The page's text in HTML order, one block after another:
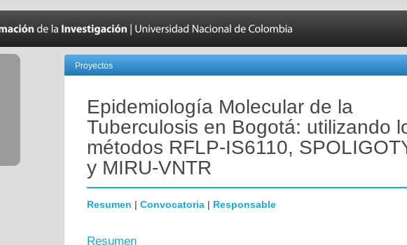
Proyectos
Epidemiología Molecular de la
Tuberculosis en Bogotá: utilizando
métodos RFLP-IS6110,
y MIRU-VNTR
Resumen | Convocatoria | Responsable
Resumen